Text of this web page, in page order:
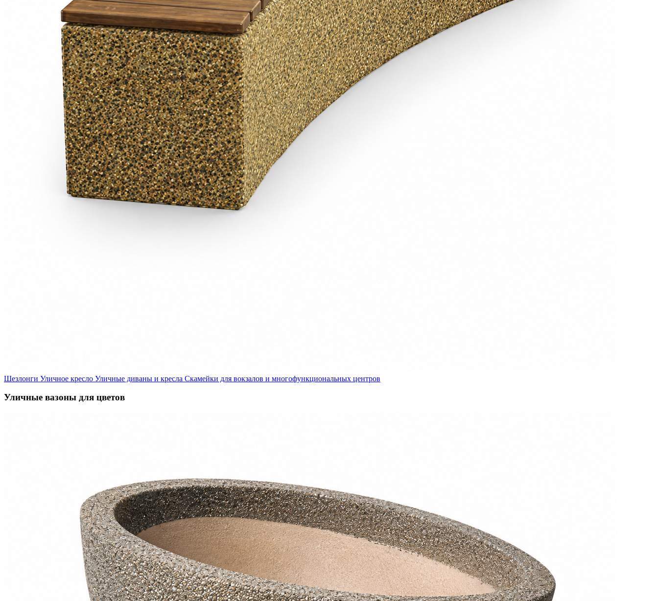
Шезлонги Уличное кресло Уличные диваны и кресла Скамейки для вокзалов и многофункциональных центров
Уличные вазоны для цветов